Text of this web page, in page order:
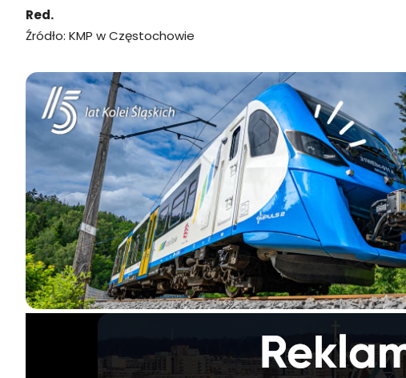
Red.
Źródło: KMP w Częstochowie